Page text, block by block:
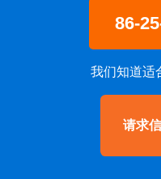
86-
我们知道适
请求